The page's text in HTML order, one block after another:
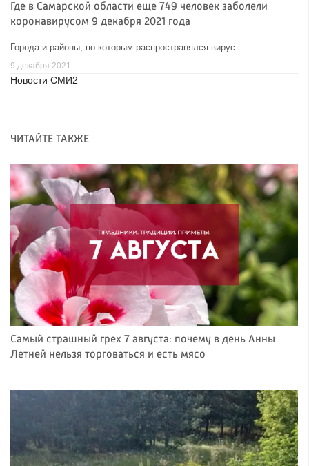
Где в Самарской области еще 749 человек заболели
коронавирусом 9 декабря 2021 года
Города и районы, по которым распространялся вирус
9 декабря 2021
Новости СМИ2
ЧИТАЙТЕ ТАКЖЕ
Самый страшный грех 7 августа: почему в день Анны
Летней нельзя торговаться и есть мясо